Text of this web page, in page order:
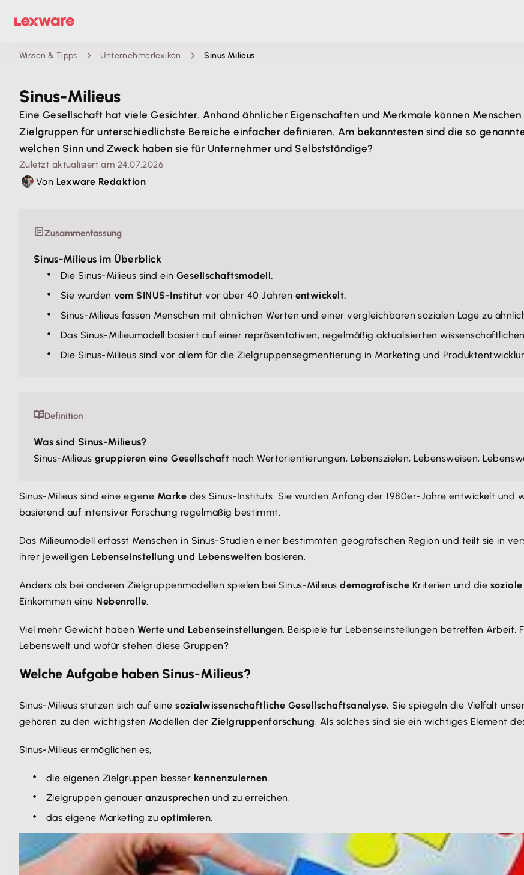
Wissen & Tipps Unternehmerlexikon Sinus Milieus
Sinus-Milieus
Eine Gesellschaft hat viele Gesichter. Anhand ähnlicher Eigenschaften und Merkmale können
Zielgruppen für unterschiedlichste Bereiche einfacher definieren. Am bekanntesten sind die so
welchen Sinn und Zweck haben sie für Unternehmer und Selbstständige?
Zuletzt aktualisiert am 24.07.2026
Von Lexware Redaktion
Zusammenfassung
Sinus-Milieus im Überblick
Die Sinus-Milieus sind ein Gesellschaftsmodell.
Sie wurdenvom SINUS-Institut vor über 40 Jahren entwickelt.
Sinus-Milieus fassen Menschen mit ähnlichen Werten und einer vergleichbaren sozialen Lage zu
Das Sinus-Milieumodell basiert auf einer repräsentativen, regelmäßig aktualisierten wissenschaftlichen
Die Sinus-Milieus sind vor allem für die Zielgruppensegmentierung in Marketing und
Definition
Was sind Sinus-Milieus?
Sinus-Milieus gruppieren eine Gesellschaft nach Wertorientierungen, Lebenszielen, Lebensweisen,
Sinus-Milieus sind eine eigene Marke des Sinus-Instituts. Sie wurden Anfang der 1980er-Jahre entwickelt und
basierend auf intensiver Forschung regelmäßig bestimmt.
Das Milieumodell erfasst Menschen in Sinus-Studien einer bestimmten geografischen Region und teilt sie in
ihrer jeweiligen Lebenseinstellung und Lebenswelten basieren.
Anders als bei anderen Zielgruppenmodellen spielen bei Sinus-Milieusdemografische Kriterien und die soziale
Einkommen eine Nebenrolle.
Viel mehr Gewicht haben Werte und Lebenseinstellungen. Beispiele für Lebenseinstellungen betreffen Arbeit,
Lebenswelt und wofür stehen diese Gruppen?
Welche Aufgabe haben Sinus-Milieus?
Sinus-Milieus stützen sich auf einesozialwissenschaftliche Gesellschaftsanalyse. Sie spiegeln die Vielfalt
gehören zu den wichtigsten Modellen derZielgruppenforschung. Als solches sind sie ein wichtiges Element
Sinus-Milieus ermöglichen es,
die eigenen Zielgruppen besser kennenzulernen.
Zielgruppen genauer anzusprechen und zu erreichen.
das eigene Marketing zu optimieren.